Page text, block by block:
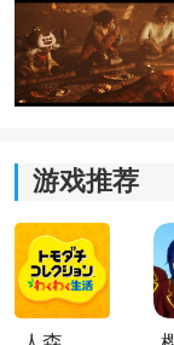
Q3：食材要省
答：除了稀有食
料想加就加。魔
三、推荐装备配
植生学(满)
地质学(满)
游戏推荐